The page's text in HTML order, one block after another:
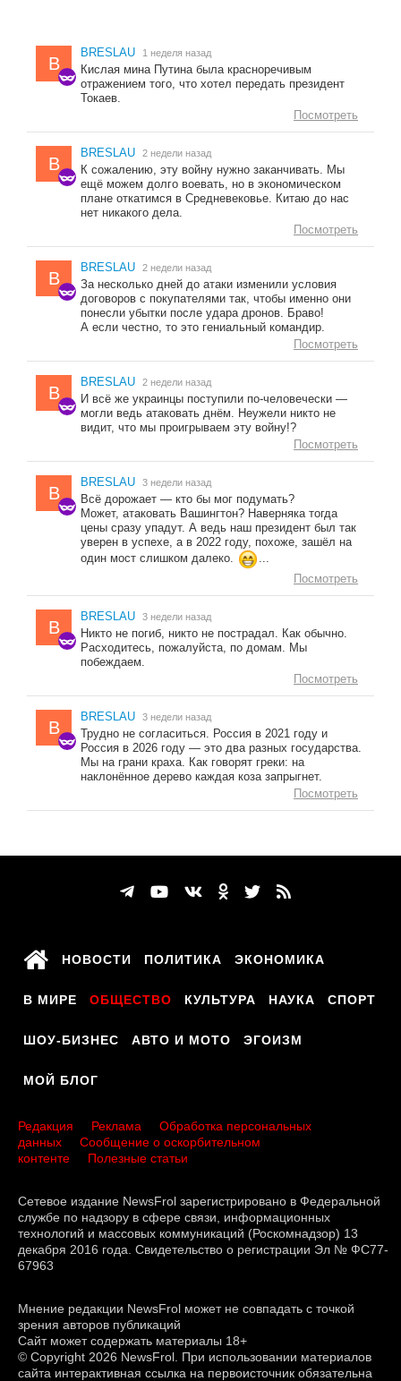
B
BRESLAU 1 неделя назад
Кислая мина Путина была красноречивым
отражением того, что хотел передать президент
Токаев.
Посмотреть
B
BRESLAU 2 недели назад
К сожалению, эту войну нужно заканчивать. Мы
ещё можем долго воевать, но в экономическом
плане откатимся в Средневековье. Китаю до нас
нет никакого дела.
Посмотреть
B
BRESLAU 2 недели назад
За несколько дней до атаки изменили условия
договоров с покупателями так, чтобы именно они
понесли убытки после удара дронов. Браво!
А если честно, то это гениальный командир.
Посмотреть
B
BRESLAU 2 недели назад
И всё же украинцы поступили по-человечески —
могли ведь атаковать днём. Неужели никто не
видит, что мы проигрываем эту войну!?
Посмотреть
B
BRESLAU 3 недели назад
Всё дорожает — кто бы мог подумать?
Может, атаковать Вашингтон? Наверняка тогда
цены сразу упадут. А ведь наш президент был так
уверен в успехе, а в 2022 году, похоже, зашёл на
один мост слишком далеко.
...
Посмотреть
B
BRESLAU 3 недели назад
Никто не погиб, никто не пострадал. Как обычно.
Расходитесь, пожалуйста, по домам. Мы
побеждаем.
Посмотреть
B
BRESLAU 3 недели назад
Трудно не согласиться. Россия в 2021 году и
Россия в 2026 году — это два разных государства.
Мы на грани краха. Как говорят греки: на
наклонённое дерево каждая коза запрыгнет.
Посмотреть
НОВОСТИ ПОЛИТИКА ЭКОНОМИКА
В МИРЕ ОБЩЕСТВО КУЛЬТУРА НАУКА СПОРТ
ШОУ-БИЗНЕС АВТО И МОТО ЭГОИЗМ
МОЙ БЛОГ
Редакция Реклама
Обработка персональных
данных
Сообщение о оскорбительном
контенте
Полезные статьи
Сетевое издание NewsFrol зарегистрировано в Федеральной
службе по надзору в сфере связи, информационных
технологий и массовых коммуникаций (Роскомнадзор) 13
декабря 2016 года. Свидетельство о регистрации Эл № ФС77-
67963
Мнение редакции NewsFrol может не совпадать с точкой
зрения авторов публикаций
Сайт может содержать материалы 18+
© Copyright 2026 NewsFrol. При использовании материалов
сайта интерактивная ссылка на первоисточник обязательна